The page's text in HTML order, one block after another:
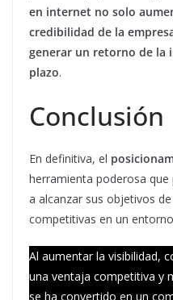
en internet no solo
credibilidad de la
generar un retorno de la
plazo.
Conclusión
En definitiva, el
herramienta poderosa que
a alcanzar sus objetivos
competitivas en un
Al aumentar la visibilidad,
una ventaja competitiva y
se ha convertido en un